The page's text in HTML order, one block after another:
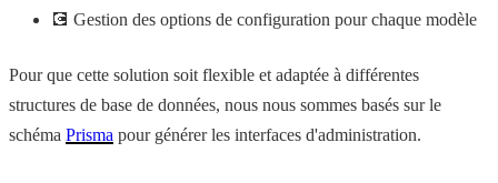
💽 Gestion des options de configuration pour chaque modèle
Pour que cette solution soit flexible et adaptée à différentes
structures de base de données, nous nous sommes basés sur le
schéma Prisma pour générer les interfaces d'administration.